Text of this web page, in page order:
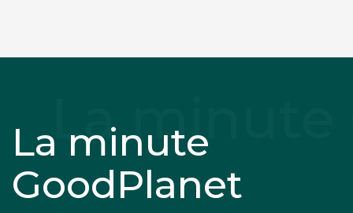
La minute
GoodPlanet